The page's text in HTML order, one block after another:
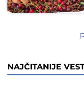
NAJČITANIJE